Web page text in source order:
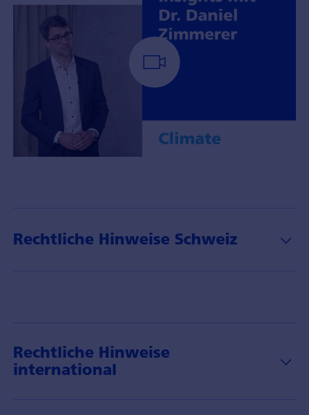
Insights
Anlagechancen.
Rechtliche Hinweise Schweiz
Rechtliche Hinweise
international